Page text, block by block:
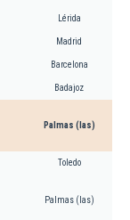
Lérida
Madrid
Barcelona
Badajoz
Palmas (las)
Toledo
Palmas (las)